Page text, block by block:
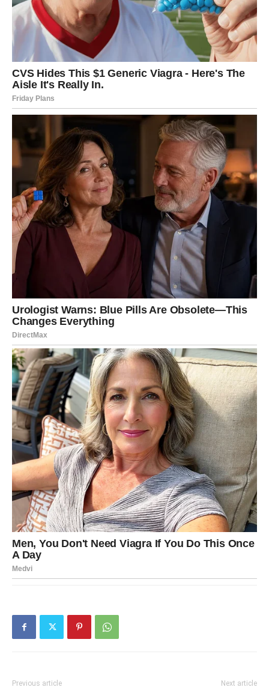
– kao da se priča sama piše.
Nedelja:
Nedelja donosi umor ako previše daješ drugima. Treba ti
odmor, tišina, muzika, priroda. Dan je idealan za punjenje
baterija.
Novac:Ne troši iz emocije – kad si tužan/na, kupovina ne
Savet vikenda:Čuvaj svoje srce, ali ga ne zatvaraj. Prava
osoba zna da ga neguje.
Previous article Next article